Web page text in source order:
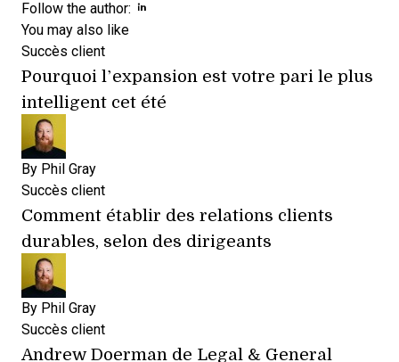
Follow the author:
You may also like
Succès client
Pourquoi l’expansion est votre pari le plus
intelligent cet été
By Phil Gray
Succès client
Comment établir des relations clients
durables, selon des dirigeants
By Phil Gray
Succès client
Andrew Doerman de Legal & General